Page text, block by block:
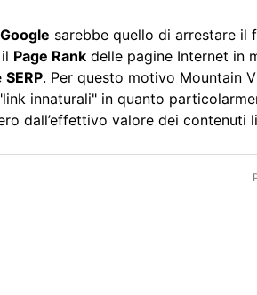
Google sarebbe quello di arrestare il
Page Rank delle pagine Internet in
SERP. Per questo motivo Mountain
innaturali" in quanto
dall’effettivo valore dei contenuti